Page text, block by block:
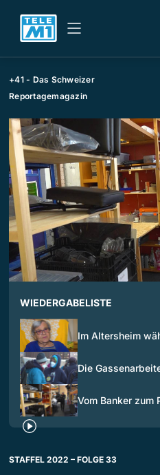
+41 - Das Schweizer
Reportagemagazin
WIEDERGABELISTE
Im Altersheim
Die
Vom Banker zum
STAFFEL 2022 – FOLGE 33